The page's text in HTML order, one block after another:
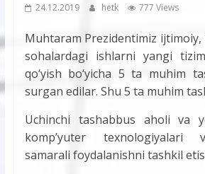
24.12.2019 hetk 777 Views
Muhtaram Prezidentimiz ijtimoiy,
sohalardagi ishlarni yangi
qo‘yish bo‘yicha 5 ta muhim
surgan edilar. Shu 5 ta muhim
Uchinchi tashabbus aholi va
komp’yuter texnologiyalari
samarali foydalanishni tashkil